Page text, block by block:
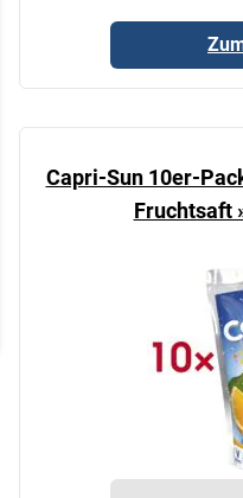
Capri-Sun 10er-
Fruchtsaft